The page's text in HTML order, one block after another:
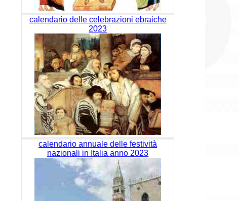
calendario delle celebrazioni ebraiche
2023
calendario annuale delle festività
nazionali in Italia anno 2023